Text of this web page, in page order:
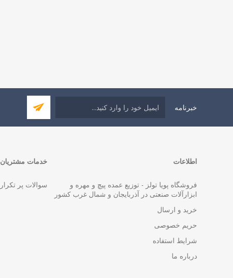
خبرنامه
اطلاعات
فروشگاه پویا تولز - توزیع عمده پیچ و مهره و
ابزارآلات صنعتی در آذربایجان و شمال غرب کشور
خرید و ارسال
حریم خصوصی
شرایط استفاده
درباره ما
خدمات مشتریان
سوالات پر تکرار